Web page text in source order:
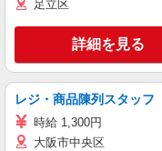
足立区
詳細を見る
レジ・商品陳列スタッフ
時給 1,300円
大阪市中央区